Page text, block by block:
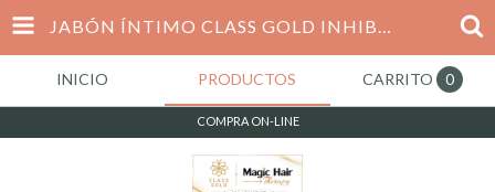
JABÓN ÍNTIMO CLASS GOLD INHIBIDOR DE VELLO 120ML
INICIO PRODUCTOS CARRITO 0
COMPRA ON-LINE